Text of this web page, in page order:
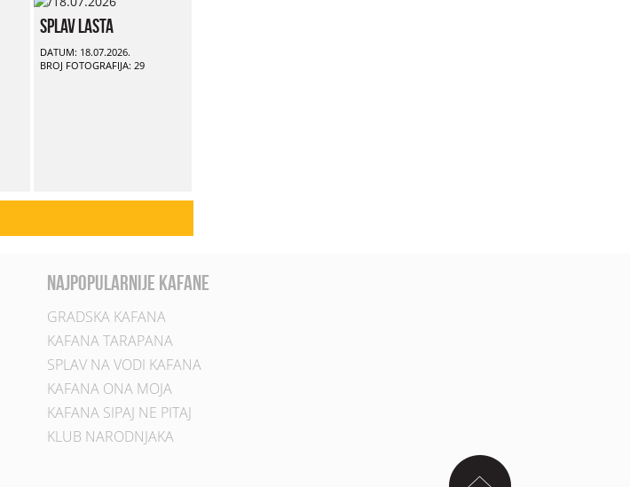
Splav Lasta
DATUM: 18.07.2026.
BROJ FOTOGRAFIJA: 29
najpopularnije kafane
GRADSKA KAFANA
KAFANA TARAPANA
SPLAV NA VODI KAFANA
KAFANA ONA MOJA
KAFANA SIPAJ NE PITAJ
KLUB NARODNJAKA